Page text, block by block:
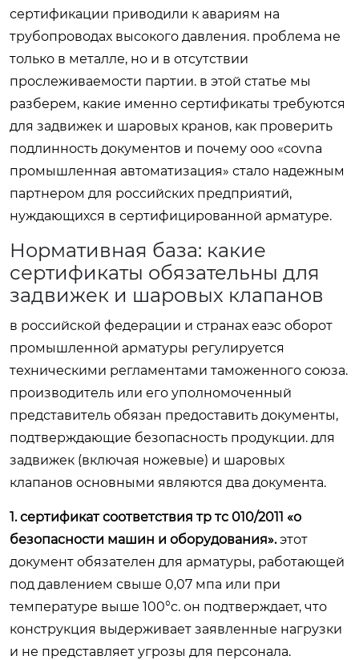
сертификации приводили к авариям на
трубопроводах высокого давления. проблема не
только в металле, но и в отсутствии
прослеживаемости партии. в этой статье мы
разберем, какие именно сертификаты требуются
для задвижек и шаровых кранов, как проверить
подлинность документов и почему ооо «covna
промышленная автоматизация» стало надежным
партнером для российских предприятий,
нуждающихся в сертифицированной арматуре.
Нормативная база: какие
сертификаты обязательны для
задвижек и шаровых клапанов
в российской федерации и странах еаэс оборот
промышленной арматуры регулируется
техническими регламентами таможенного союза.
производитель или его уполномоченный
представитель обязан предоставить документы,
подтверждающие безопасность продукции. для
задвижек (включая ножевые) и шаровых
клапанов основными являются два документа.
1. сертификат соответствия тр тс 010/2011 «о
безопасности машин и оборудования».этот
документ обязателен для арматуры, работающей
под давлением свыше 0,07 мпа или при
температуре выше 100°c. он подтверждает, что
конструкция выдерживает заявленные нагрузки
и не представляет угрозы для персонала.